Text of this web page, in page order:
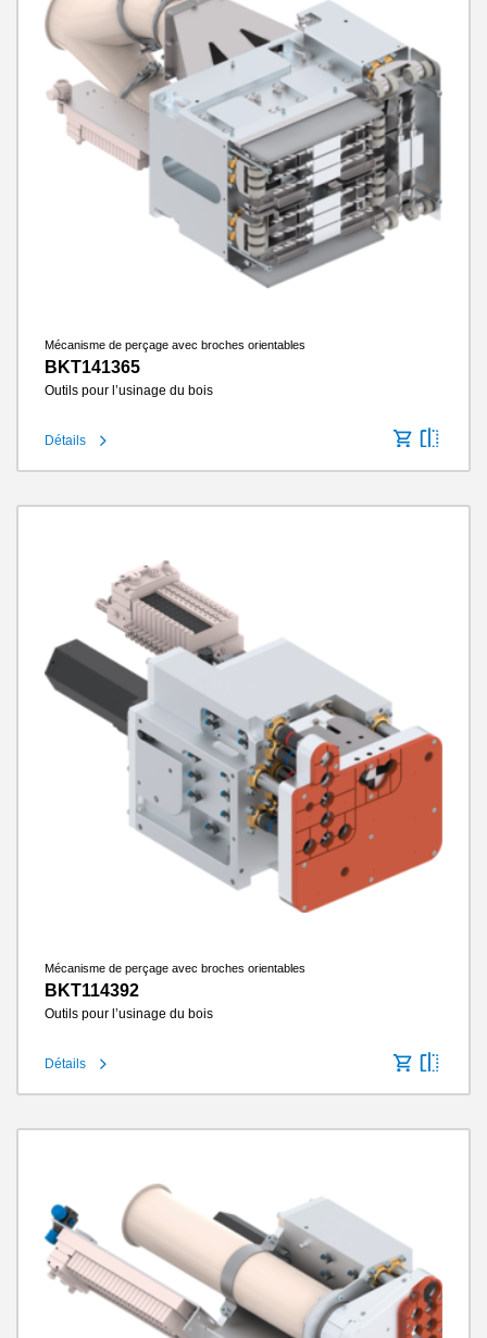
Mécanisme de perçage avec broches orientables
BKT141365
Outils pour l’usinage du bois
Détails
Mécanisme de perçage avec broches orientables
BKT114392
Outils pour l’usinage du bois
Détails